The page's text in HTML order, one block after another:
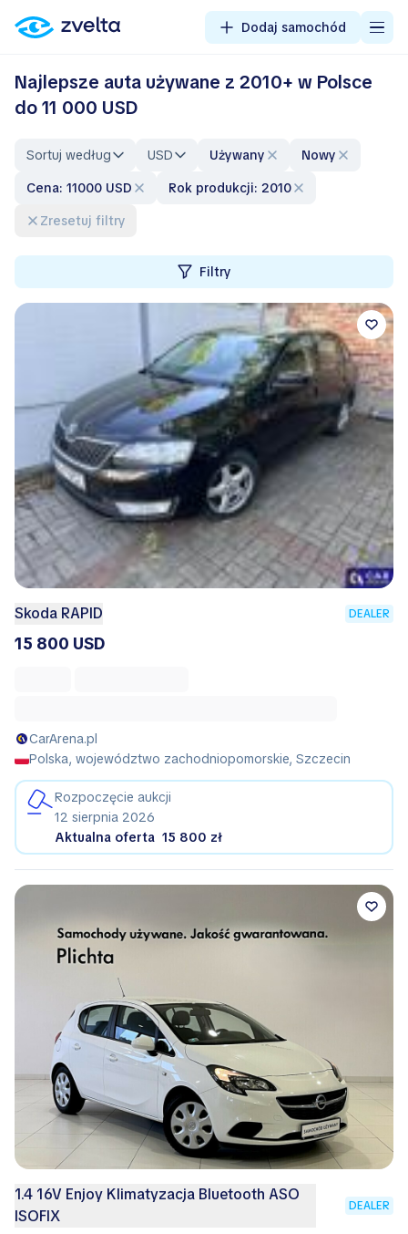
Dodaj samochód
Najlepsze auta używane z 2010+ w Polsce
do 11 000 USD
Sortuj według USD Używany
Nowy
Cena: 11000 USD
Rok produkcji: 2010
Zresetuj filtry
Filtry
Skoda RAPID DEALER
15 800 USD
CarArena.pl
Polska, województwo zachodniopomorskie, Szczecin
Rozpoczęcie aukcji
12 sierpnia 2026
Aktualna oferta 15 800 zł
1.4 16V Enjoy Klimatyzacja Bluetooth ASO
ISOFIX
DEALER